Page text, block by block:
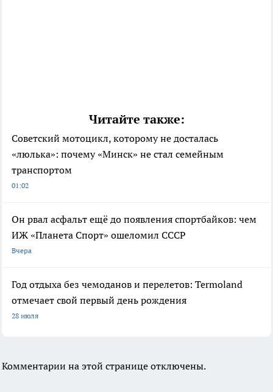
Читайте также:
Советский мотоцикл, которому не досталась
«люлька»: почему «Минск» не стал семейным
транспортом
01:02
Он рвал асфальт ещё до появления спортбайков: чем
ИЖ «Планета Спорт» ошеломил СССР
Вчера
Год отдыха без чемоданов и перелетов: Termoland
отмечает свой первый день рождения
28 июля
Комментарии на этой странице отключены.